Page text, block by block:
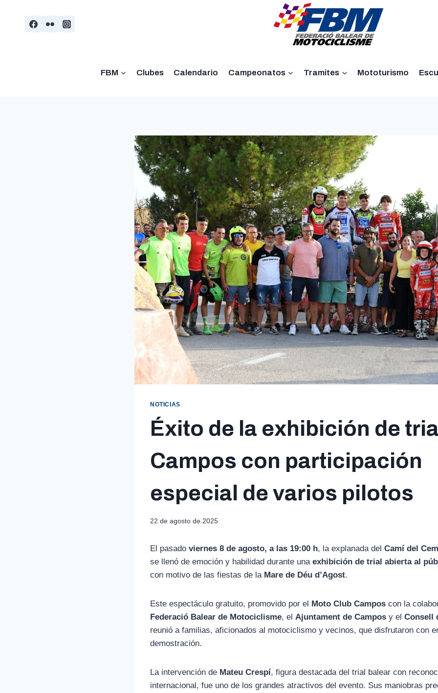
FBM Clubes Calendario Campeonatos Tramites Mototurismo
NOTICIAS
Éxito de la exhibición de
Campos con participación
especial de varios pilotos
22 de agosto de 2025
El pasado viernes 8 de agosto, a las 19:00 h, la explanada del Camí del
se llenó de emoción y habilidad durante una exhibición de trial abierta al
con motivo de las fiestas de la Mare de Déu d’Agost.
Este espectáculo gratuito, promovido por el Moto Club Campos con la
Federació Balear de Motociclisme, el Ajuntament de Campos y el Consell
reunió a familias, aficionados al motociclismo y vecinos, que disfrutaron con
demostración.
La intervención de Mateu Crespí, figura destacada del trial balear con
internacional, fue uno de los grandes atractivos del evento. Sus maniobras